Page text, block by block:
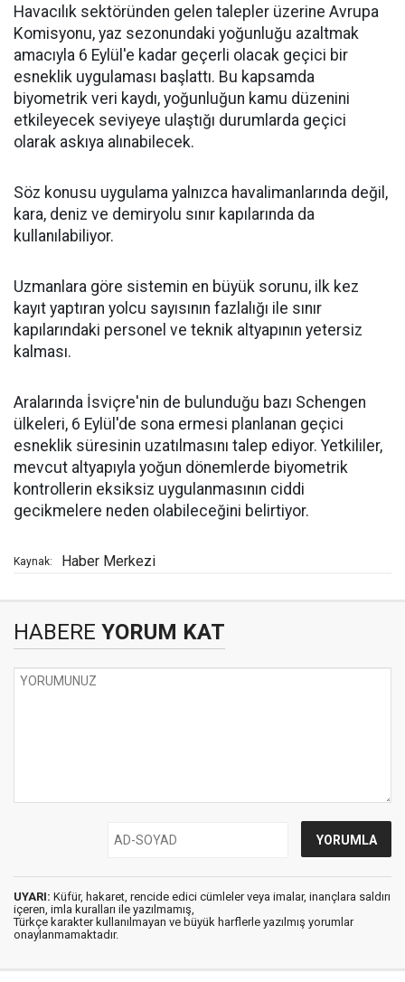
Havacılık sektöründen gelen talepler üzerine Avrupa
Komisyonu, yaz sezonundaki yoğunluğu azaltmak
amacıyla 6 Eylül'e kadar geçerli olacak geçici bir
esneklik uygulaması başlattı. Bu kapsamda
biyometrik veri kaydı, yoğunluğun kamu düzenini
etkileyecek seviyeye ulaştığı durumlarda geçici
olarak askıya alınabilecek.
Söz konusu uygulama yalnızca havalimanlarında değil,
kara, deniz ve demiryolu sınır kapılarında da
kullanılabiliyor.
Uzmanlara göre sistemin en büyük sorunu, ilk kez
kayıt yaptıran yolcu sayısının fazlalığı ile sınır
kapılarındaki personel ve teknik altyapının yetersiz
kalması.
Aralarında İsviçre'nin de bulunduğu bazı Schengen
ülkeleri, 6 Eylül'de sona ermesi planlanan geçici
esneklik süresinin uzatılmasını talep ediyor. Yetkililer,
mevcut altyapıyla yoğun dönemlerde biyometrik
kontrollerin eksiksiz uygulanmasının ciddi
gecikmelere neden olabileceğini belirtiyor.
Kaynak: Haber Merkezi
HABERE YORUM KAT
UYARI: Küfür, hakaret, rencide edici cümleler veya imalar, inançlara saldırı
içeren, imla kuralları ile yazılmamış,
Türkçe karakter kullanılmayan ve büyük harflerle yazılmış yorumlar
onaylanmamaktadır.